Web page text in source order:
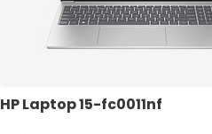
HP Laptop 15-fc0011nf